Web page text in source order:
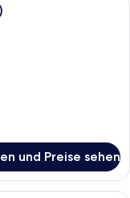
und Preise sehen